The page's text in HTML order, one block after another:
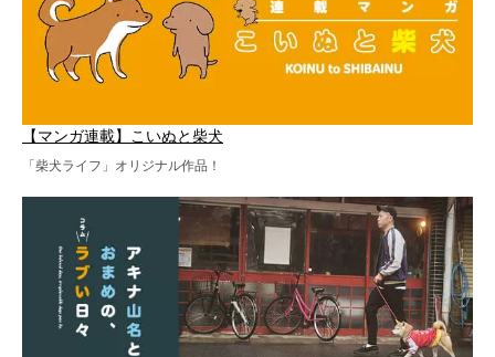
【マンガ連載】こいぬと柴犬
「柴犬ライフ」オリジナル作品！